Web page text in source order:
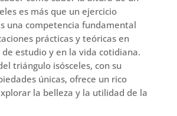
es más que un ejercicio
una competencia fundamental
prácticas y teóricas en
de estudio y en la vida cotidiana.
triángulo isósceles, con su
únicas, ofrece un rico
la belleza y la utilidad de la